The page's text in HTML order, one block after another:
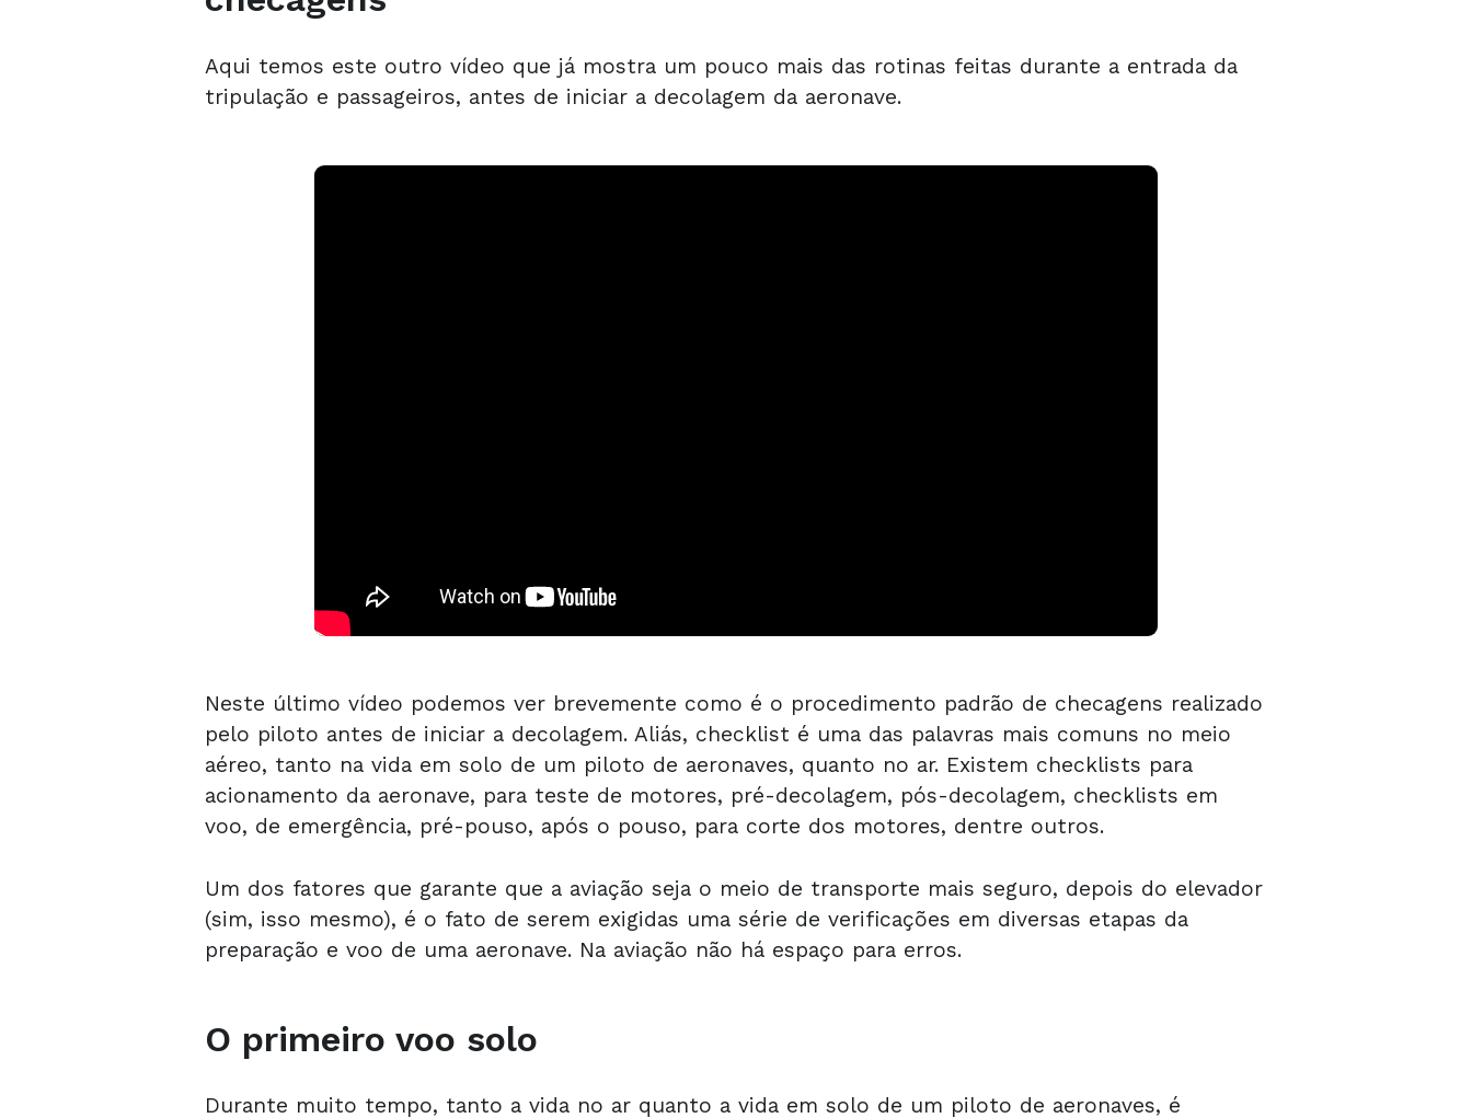
Aqui temos este outro vídeo que já mostra um pouco mais das rotinas feitas durante a entrada da
tripulação e passageiros, antes de iniciar a decolagem da aeronave.
Neste último vídeo podemos ver brevemente como é o procedimento padrão de checagens realizado
pelo piloto antes de iniciar a decolagem. Aliás, checklist é uma das palavras mais comuns no meio
aéreo, tanto na vida em solo de um piloto de aeronaves, quanto no ar. Existem checklists para
acionamento da aeronave, para teste de motores, pré-decolagem, pós-decolagem, checklists em
voo, de emergência, pré-pouso, após o pouso, para corte dos motores, dentre outros.
Um dos fatores que garante que a aviação seja o meio de transporte mais seguro, depois do elevador
(sim, isso mesmo), é o fato de serem exigidas uma série de verificações em diversas etapas da
preparação e voo de uma aeronave. Na aviação não há espaço para erros.
O primeiro voo solo
Durante muito tempo, tanto a vida no ar quanto a vida em solo de um piloto de aeronaves, é